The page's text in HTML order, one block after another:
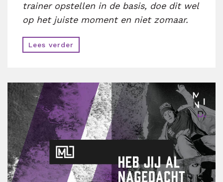
trainer opstellen in de basis, doe dit wel
op het juiste moment en niet zomaar.
Lees verder